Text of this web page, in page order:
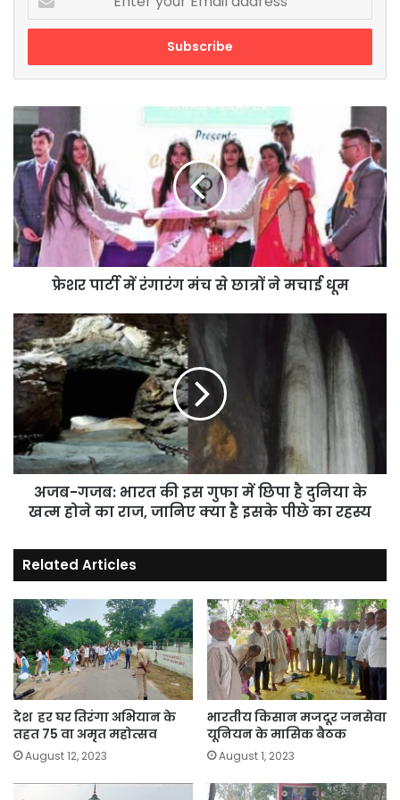
your
Email
फ्रेशर
पार्टी
रंगारंग
मंच
से
छात्रों
ने
मचाई
फ्रेशर पार्टी में रंगारंग मंच से छात्रों ने मचाई धूम
अजब-
गजब:
भारत
की
इस
गुफा
में
छिपा
है
दुनिया
होने
का
राज,
जानिए
क्या
है
इसके
पीछे
का
रहस्य
अजब-गजब: भारत की इस गुफा में छिपा है दुनिया के
खत्म होने का राज, जानिए क्या है इसके पीछे का रहस्य
Related Articles
देश हर घर तिरंगा अभियान के
तहत 75 वा अमृत महोत्सव
August 12, 2023
भारतीय किसान मजदूर जनसेवा
यूनियन के मासिक बैठक
August 1, 2023